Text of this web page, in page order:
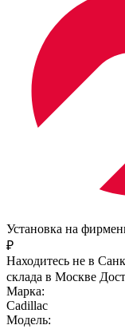
Установка на
₽
Находитесь не в
склада в Москве
Марка:
Cadillac
Модель: